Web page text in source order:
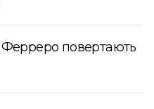
Ферреро повертають